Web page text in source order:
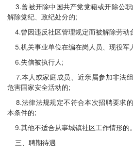
3.曾被开除中国共产党党籍或开除公
解除党纪、政纪处分的;
4.曾因违反社区管理规定而被解除劳动
5.机关事业单位在编在岗人员、现役军
6.失信被执行人;
7.本人或家庭成员、近亲属参加非法
危害国家安全活动的;
8.法律法规规定不符合本次招聘要求
本条件的;
9.其他不适合从事城镇社区工作情形的。
三、聘期待遇